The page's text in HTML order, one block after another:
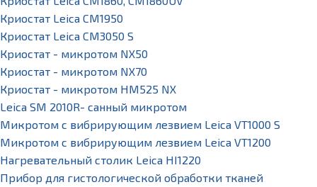
Криостат Leica CM1950
Криостат Leica CM3050 S
Криостат - микротом NX50
Криостат - микротом NX70
Криостат - микротом HM525 NX
Leica SM 2010R- санный микротом
Микротом с вибрирующим лезвием Leica VT1000 S
Микротом с вибрирующим лезвием Leica VT1200
Нагревательный столик Leica HI1220
Прибор для гистологической обработки тканей